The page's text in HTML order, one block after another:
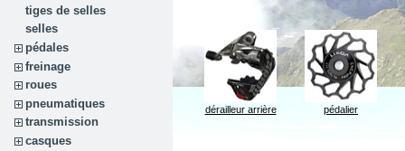
tiges de selles
selles
pédales
freinage
roues
pneumatiques
transmission
casques
dérailleur arrière pédalier